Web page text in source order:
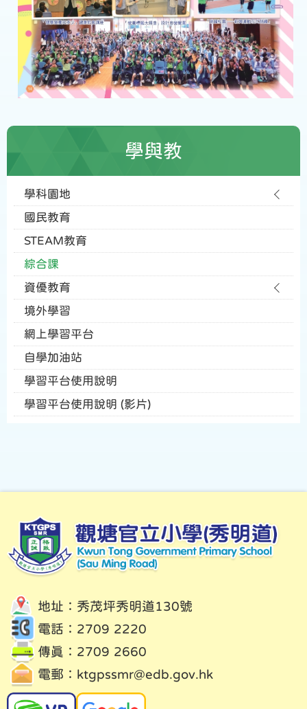
學與教
學科園地
國民教育
STEAM教育
綜合課
資優教育
境外學習
網上學習平台
自學加油站
學習平台使用說明
學習平台使用說明 (影片)
地址：秀茂坪秀明道130號
電話：2709 2220
傳真：2709 2660
電郵： ktgpssmr@edb.gov.hk